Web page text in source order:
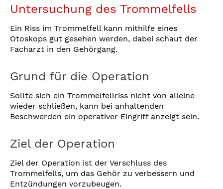
Untersuchung des Trommelfells
Ein Riss im Trommelfell kann mithilfe eines
Otoskops gut gesehen werden, dabei schaut der
Facharzt in den Gehörgang.
Grund für die Operation
Sollte sich ein Trommelfellriss nicht von alleine
wieder schließen, kann bei anhaltenden
Beschwerden ein operativer Eingriff anzeigt sein.
Ziel der Operation
Ziel der Operation ist der Verschluss des
Trommelfells, um das Gehör zu verbessern und
Entzündungen vorzubeugen.